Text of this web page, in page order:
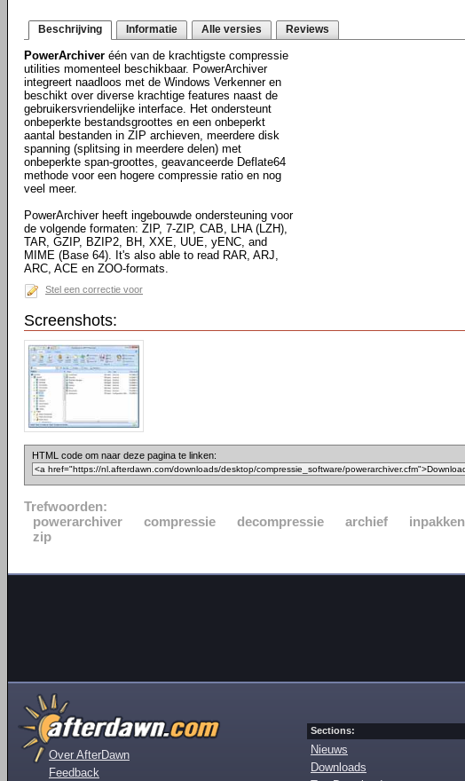
Beschrijving Informatie Alle versies Reviews
PowerArchiver één van de krachtigste compressie
utilities momenteel beschikbaar. PowerArchiver
integreert naadloos met de Windows Verkenner en
beschikt over diverse krachtige features naast de
gebruikersvriendelijke interface. Het ondersteunt
onbeperkte bestandsgroottes en een onbeperkt
aantal bestanden in ZIP archieven, meerdere disk
spanning (splitsing in meerdere delen) met
onbeperkte span-groottes, geavanceerde Deflate64
methode voor een hogere compressie ratio en nog
veel meer.
PowerArchiver heeft ingebouwde ondersteuning voor
de volgende formaten: ZIP, 7-ZIP, CAB, LHA (LZH),
TAR, GZIP, BZIP2, BH, XXE, UUE, yENC, and
MIME (Base 64). It's also able to read RAR, ARJ,
ARC, ACE en ZOO-formats.
Stel een correctie voor
Screenshots:
HTML code om naar deze pagina te linken:
Trefwoorden:
powerarchiver
compressie decompressie archief inpakken
zip
Over AfterDawn
Feedback
Sections:
Nieuws
Downloads